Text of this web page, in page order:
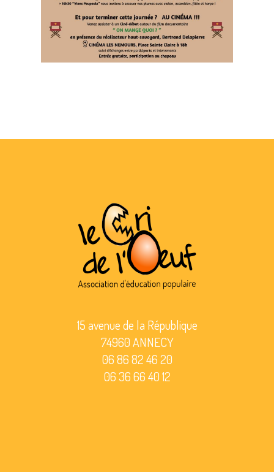
15 avenue de la République
74960 ANNECY
06 86 82 46 20
06 36 66 40 12